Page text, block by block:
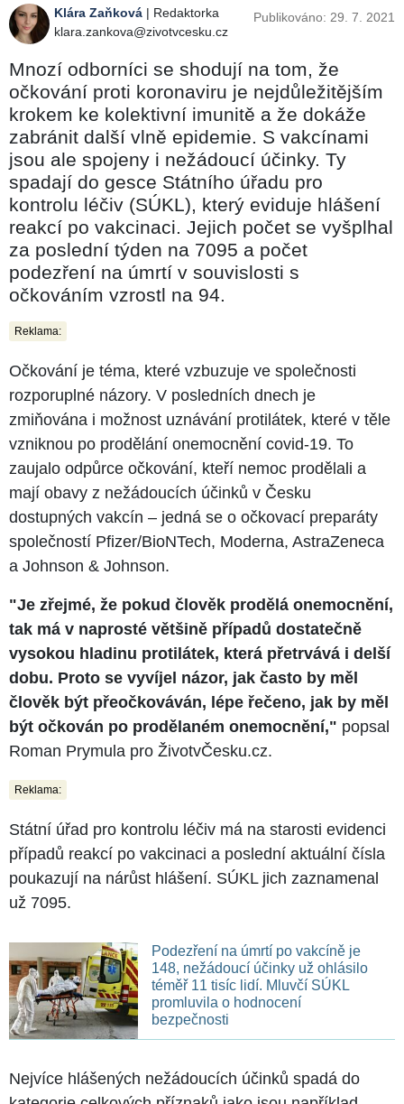
Klára Zaňková | Redaktorka
klara.zankova@zivotvcesku.cz
Publikováno: 29. 7. 2021
Mnozí odborníci se shodují na tom, že
očkování proti koronaviru je nejdůležitějším
krokem ke kolektivní imunitě a že dokáže
zabránit další vlně epidemie. S vakcínami
jsou ale spojeny i nežádoucí účinky. Ty
spadají do gesce Státního úřadu pro
kontrolu léčiv (SÚKL), který eviduje hlášení
reakcí po vakcinaci. Jejich počet se vyšplhal
za poslední týden na 7095 a počet
podezření na úmrtí v souvislosti s
očkováním vzrostl na 94.
Reklama:
Očkování je téma, které vzbuzuje ve společnosti
rozporuplné názory. V posledních dnech je
zmiňována i možnost uznávání protilátek, které v těle
vzniknou po prodělání onemocnění covid-19. To
zaujalo odpůrce očkování, kteří nemoc prodělali a
mají obavy z nežádoucích účinků v Česku
dostupných vakcín – jedná se o očkovací preparáty
společností Pfizer/BioNTech, Moderna, AstraZeneca
a Johnson & Johnson.
"Je zřejmé, že pokud člověk prodělá onemocnění,
tak má v naprosté většině případů dostatečně
vysokou hladinu protilátek, která přetrvává i delší
dobu. Proto se vyvíjel názor, jak často by měl
člověk být přeočkováván, lépe řečeno, jak by měl
být očkován po prodělaném onemocnění," popsal
Roman Prymula pro ŽivotvČesku.cz.
Reklama:
Státní úřad pro kontrolu léčiv má na starosti evidenci
případů reakcí po vakcinaci a poslední aktuální čísla
poukazují na nárůst hlášení. SÚKL jich zaznamenal
už 7095.
Podezření na úmrtí po vakcíně je
148, nežádoucí účinky už ohlásilo
téměř 11 tisíc lidí. Mluvčí SÚKL
promluvila o hodnocení
bezpečnosti
Nejvíce hlášených nežádoucích účinků spadá do